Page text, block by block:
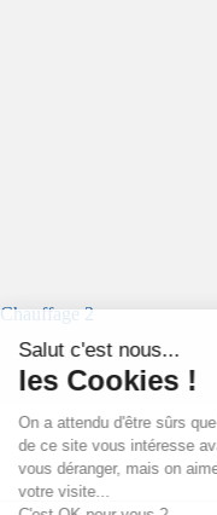
Chauffage 2